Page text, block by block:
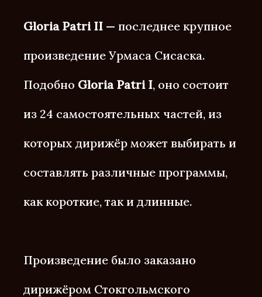
Gloria Patri II — последнее крупное
произведение Урмаса Сисаска.
Подобно Gloria Patri I, оно состоит
из 24 самостоятельных частей, из
которых дирижёр может выбирать и
составлять различные программы,
как короткие, так и длинные.
Произведение было заказано
дирижёром Стокгольмского